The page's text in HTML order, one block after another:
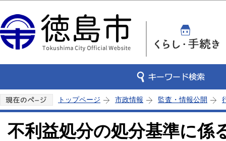
トップページ 市政情報 監査・情報公開
不利益処分の処分基準に係